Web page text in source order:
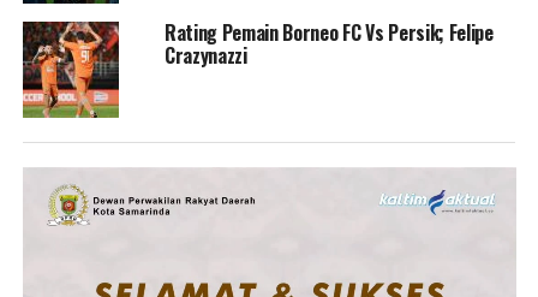
Rating Pemain Borneo FC Vs Persik; Felipe
Crazynazzi